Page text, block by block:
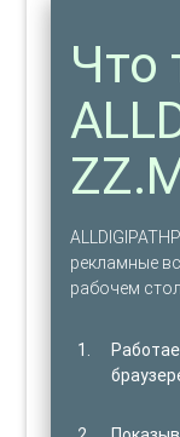
Что
рекламные
рабочем